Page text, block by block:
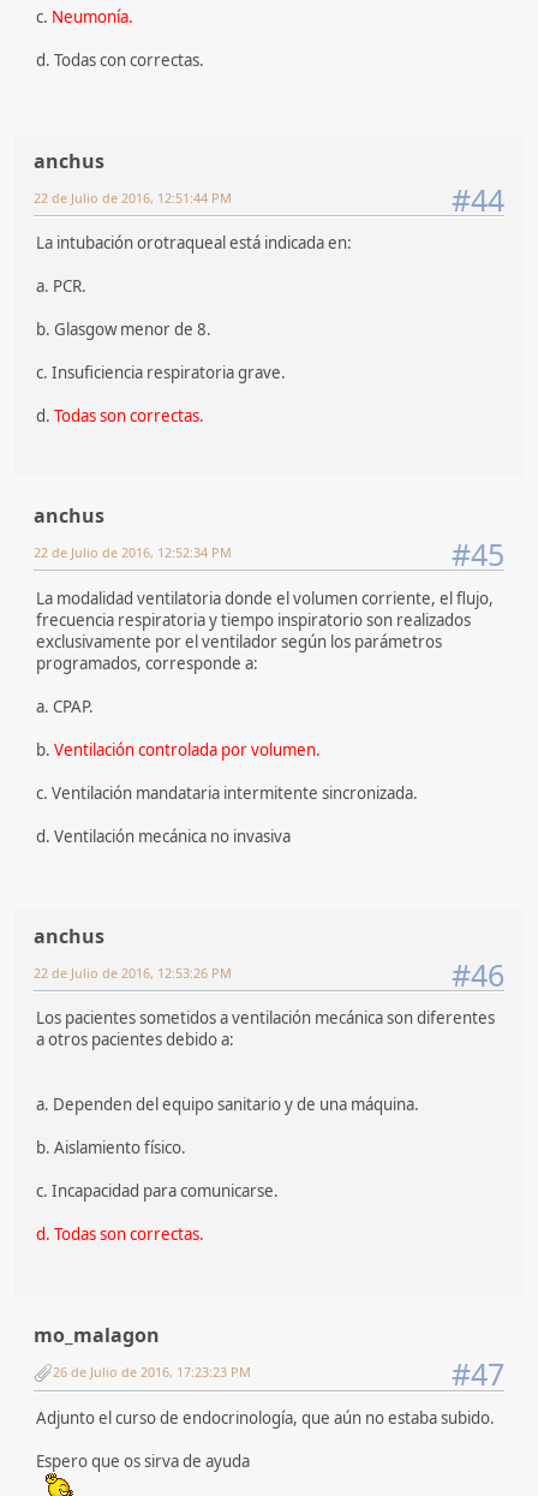
c. Neumonía.
d. Todas con correctas.
anchus
#44
22 de Julio de 2016, 12:51:44 PM
La intubación orotraqueal está indicada en:
a. PCR.
b. Glasgow menor de 8.
c. Insuficiencia respiratoria grave.
d. Todas son correctas.
anchus
#45
22 de Julio de 2016, 12:52:34 PM
La modalidad ventilatoria donde el volumen corriente, el flujo,
frecuencia respiratoria y tiempo inspiratorio son realizados
exclusivamente por el ventilador según los parámetros
programados, corresponde a:
a. CPAP.
b. Ventilación controlada por volumen.
c. Ventilación mandataria intermitente sincronizada.
d. Ventilación mecánica no invasiva
anchus
#46
22 de Julio de 2016, 12:53:26 PM
Los pacientes sometidos a ventilación mecánica son diferentes
a otros pacientes debido a:
a. Dependen del equipo sanitario y de una máquina.
b. Aislamiento físico.
c. Incapacidad para comunicarse.
d. Todas son correctas.
mo_malagon
#47
26 de Julio de 2016, 17:23:23 PM
Adjunto el curso de endocrinología, que aún no estaba subido.
Espero que os sirva de ayuda